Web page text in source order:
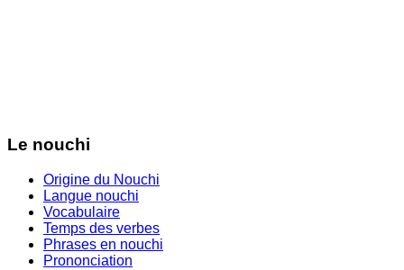
Le nouchi
Origine du Nouchi
Langue nouchi
Vocabulaire
Temps des verbes
Phrases en nouchi
Prononciation